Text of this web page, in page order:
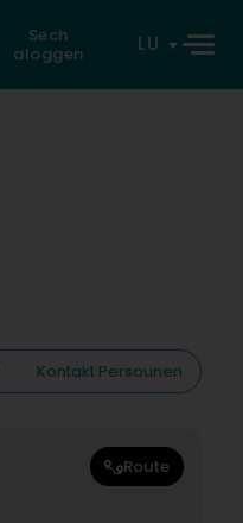
Sech
aloggen
LU
Kontakt Persounen
Route